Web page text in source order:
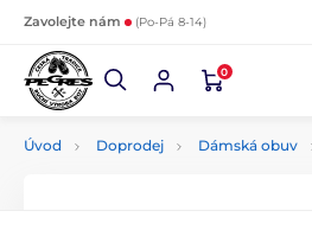
Zavolejte nám (Po-Pá 8-14)
0
Úvod Doprodej Dámská obuv